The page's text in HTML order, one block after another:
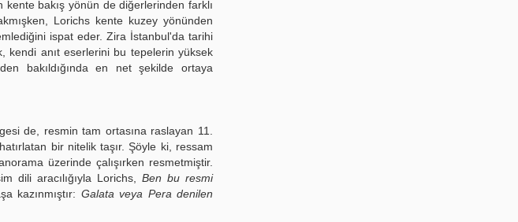
bakış yönün de diğerlerinden farklı
Lorichs kente kuzey yönünden
ispat eder. Zira İstanbul'da tarihi
kendi anıt eserlerini bu tepelerin yüksek
bakıldığında en net şekilde ortaya
de, resmin tam ortasına raslayan 11.
bir nitelik taşır. Şöyle ki, ressam
üzerinde çalışırken resmetmiştir.
dili aracılığıyla Lorichs, Ben bu resmi
kazınmıştır: Galata veya Pera denilen